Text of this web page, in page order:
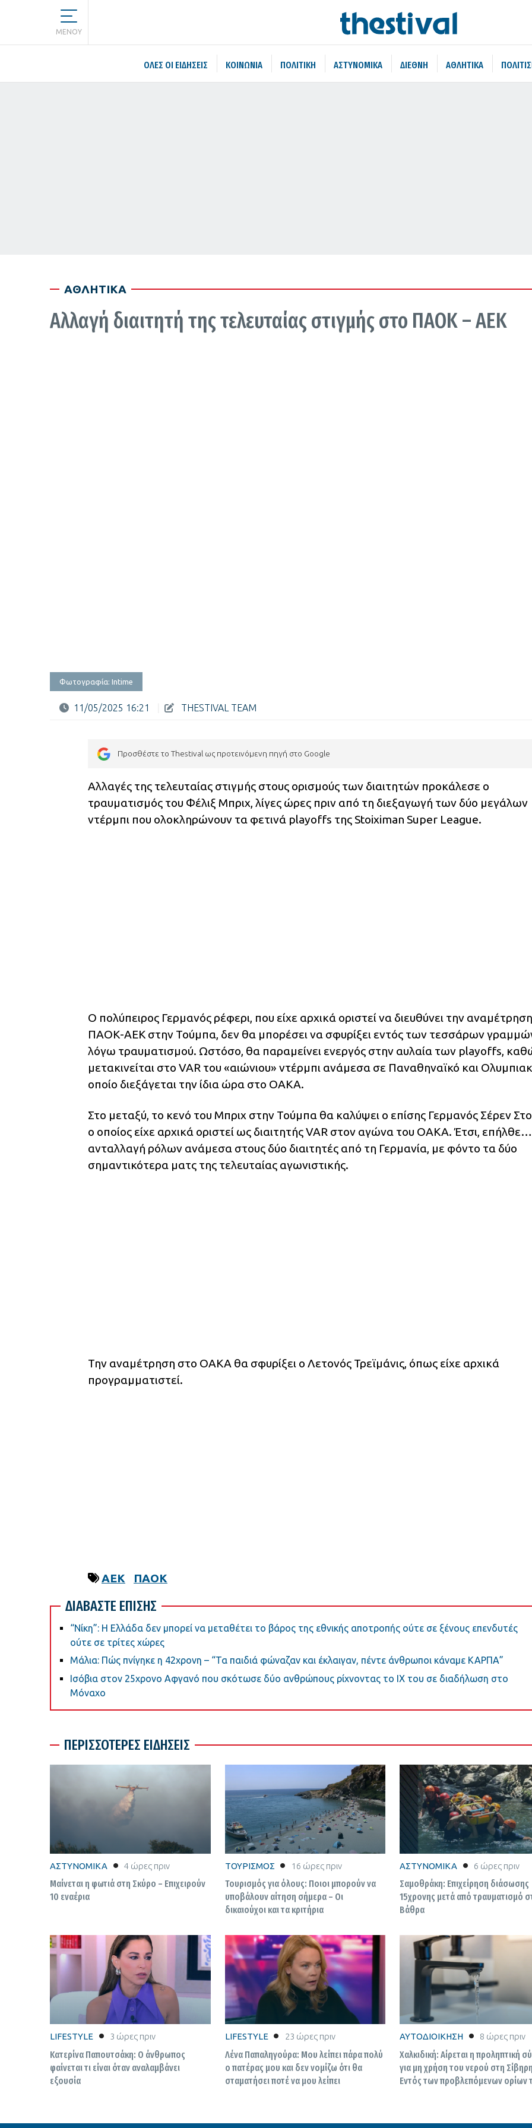
MENOY
ΌΛΕΣ ΟΙ ΕΙΔΉΣΕΙΣ ΚΟΙΝΩΝΙΑ ΠΟΛΙΤΙΚΗ ΑΣΤΥΝΟΜΙΚΑ ΔΙΕΘΝΗ ΑΘΛΗΤΙΚΑ
ΑΘΛΗΤΙΚΑ
Αλλαγή διαιτητή της τελευταίας στιγμής στο ΠΑΟΚ – ΑΕΚ
Φωτογραφία: Intime
11/05/2025 16:21 THESTIVAL TEAM
Προσθέστε το Thestival ως προτεινόμενη πηγή στο Google
Αλλαγές της τελευταίας στιγμής στους ορισμούς των διαιτητών προκάλεσε ο
τραυματισμός του Φέλιξ Μπριχ, λίγες ώρες πριν από τη διεξαγωγή των δύο μεγάλων
ντέρμπι που ολοκληρώνουν τα φετινά playoffs της Stoiximan Super League.
Ο πολύπειρος Γερμανός ρέφερι, που είχε αρχικά οριστεί να διευθύνει την αναμέτρηση
ΠΑΟΚ-ΑΕΚ στην Τούμπα, δεν θα μπορέσει να σφυρίξει εντός των τεσσάρων
λόγω τραυματισμού. Ωστόσο, θα παραμείνει ενεργός στην αυλαία των playoffs,
μετακινείται στο VAR του «αιώνιου» ντέρμπι ανάμεσα σε Παναθηναϊκό και
οποίο διεξάγεται την ίδια ώρα στο ΟΑΚΑ.
Στο μεταξύ, το κενό του Μπριχ στην Τούμπα θα καλύψει ο επίσης Γερμανός Σέρεν
ο οποίος είχε αρχικά οριστεί ως διαιτητής VAR στον αγώνα του ΟΑΚΑ. Έτσι, επήλθε…
ανταλλαγή ρόλων ανάμεσα στους δύο διαιτητές από τη Γερμανία, με φόντο τα δύο
σημαντικότερα ματς της τελευταίας αγωνιστικής.
Την αναμέτρηση στο ΟΑΚΑ θα σφυρίξει ο Λετονός Τρεϊμάνις, όπως είχε αρχικά
προγραμματιστεί.
ΑΕΚ ΠΑΟΚ
ΔΙΑΒΑΣΤΕ ΕΠΙΣΗΣ
“Νίκη”: Η Ελλάδα δεν μπορεί να μεταθέτει το βάρος της εθνικής αποτροπής ούτε σε ξένους επενδυτές
ούτε σε τρίτες χώρες
Μάλια: Πώς πνίγηκε η 42χρονη – “Τα παιδιά φώναζαν και έκλαιγαν, πέντε άνθρωποι κάναμε ΚΑΡΠΑ”
Ισόβια στον 25χρονο Αφγανό που σκότωσε δύο ανθρώπους ρίχνοντας το ΙΧ του σε διαδήλωση στο
Μόναχο
ΠΕΡΙΣΣΟΤΕΡΕΣ ΕΙΔΗΣΕΙΣ
ΑΣΤΥΝΟΜΙΚΑ 4 ώρες πριν
Μαίνεται η φωτιά στη Σκύρο – Επιχειρούν
10 εναέρια
ΤΟΥΡΙΣΜΟΣ 16 ώρες πριν
Τουρισμός για όλους: Ποιοι μπορούν να
υποβάλουν αίτηση σήμερα – Οι
δικαιούχοι και τα κριτήρια
ΑΣΤΥΝΟΜΙΚΑ 6 ώρες πριν
Σαμοθράκη: Επιχείρηση διάσωσης
15χρονης μετά από τραυματισμό
Βάθρα
LIFESTYLE 3 ώρες πριν
Κατερίνα Παπουτσάκη: Ο άνθρωπος
φαίνεται τι είναι όταν αναλαμβάνει
εξουσία
LIFESTYLE 23 ώρες πριν
Λένα Παπαληγούρα: Μου λείπει πάρα πολύ
ο πατέρας μου και δεν νομίζω ότι θα
σταματήσει ποτέ να μου λείπει
ΑΥΤΟΔΙΟΙΚΗΣΗ 8 ώρες πριν
Χαλκιδική: Αίρεται η προληπτική
για μη χρήση του νερού στη
Εντός των προβλεπόμενων ορίων